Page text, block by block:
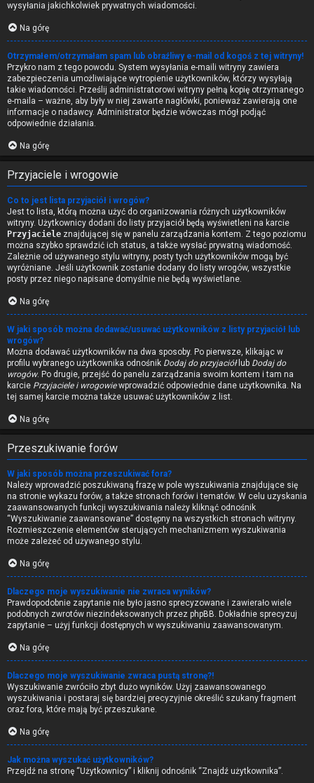
wysyłania jakichkolwiek prywatnych wiadomości.
Na górę
Otrzymałem/otrzymałam spam lub obraźliwy e-mail od kogoś z tej witryny!
Przykro nam z tego powodu. System wysyłania e-maili witryny zawiera
zabezpieczenia umożliwiające wytropienie użytkowników, którzy wysyłają
takie wiadomości. Prześlij administratorowi witryny pełną kopię otrzymanego
e-maila – ważne, aby były w niej zawarte nagłówki, ponieważ zawierają one
informacje o nadawcy. Administrator będzie wówczas mógł podjąć
odpowiednie działania.
Na górę
Przyjaciele i wrogowie
Co to jest lista przyjaciół i wrogów?
Jest to lista, którą można użyć do organizowania różnych użytkowników
witryny. Użytkownicy dodani do listy przyjaciół będą wyświetleni na karcie
Przyjaciele znajdującej się w panelu zarządzania kontem. Z tego poziomu
można szybko sprawdzić ich status, a także wysłać prywatną wiadomość.
Zależnie od używanego stylu witryny, posty tych użytkowników mogą być
wyróżniane. Jeśli użytkownik zostanie dodany do listy wrogów, wszystkie
posty przez niego napisane domyślnie nie będą wyświetlane.
Na górę
W jaki sposób można dodawać/usuwać użytkowników z listy przyjaciół lub
wrogów?
Można dodawać użytkowników na dwa sposoby. Po pierwsze, klikając w
profilu wybranego użytkownika odnośnik Dodaj do przyjaciółlub Dodaj do
wrogów. Po drugie, przejść do panelu zarządzania swoim kontem i tam na
karcie Przyjaciele i wrogowiewprowadzić odpowiednie dane użytkownika. Na
tej samej karcie można także usuwać użytkowników z list.
Na górę
Przeszukiwanie forów
W jaki sposób można przeszukiwać fora?
Należy wprowadzić poszukiwaną frazę w pole wyszukiwania znajdujące się
na stronie wykazu forów, a także stronach forów i tematów. W celu uzyskania
zaawansowanych funkcji wyszukiwania należy kliknąć odnośnik
“Wyszukiwanie zaawansowane” dostępny na wszystkich stronach witryny.
Rozmieszczenie elementów sterujących mechanizmem wyszukiwania
może zależeć od używanego stylu.
Na górę
Dlaczego moje wyszukiwanie nie zwraca wyników?
Prawdopodobnie zapytanie nie było jasno sprecyzowane i zawierało wiele
podobnych zwrotów niezindeksowanych przez phpBB. Dokładnie sprecyzuj
zapytanie – użyj funkcji dostępnych w wyszukiwaniu zaawansowanym.
Na górę
Dlaczego moje wyszukiwanie zwraca pustą stronę?!
Wyszukiwanie zwróciło zbyt dużo wyników. Użyj zaawansowanego
wyszukiwania i postaraj się bardziej precyzyjnie określić szukany fragment
oraz fora, które mają być przeszukane.
Na górę
Jak można wyszukać użytkowników?
Przejdź na stronę “Użytkownicy” i kliknij odnośnik “Znajdź użytkownika”.